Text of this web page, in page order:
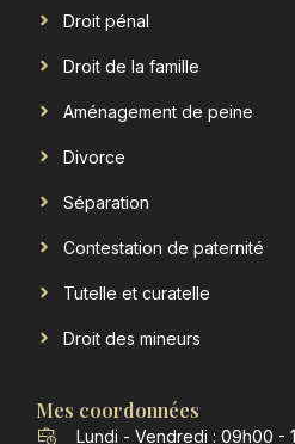
Droit pénal
Droit de la famille
Aménagement de peine
Divorce
Séparation
Contestation de paternité
Tutelle et curatelle
Droit des mineurs
Mes coordonnées
Lundi - Vendredi : 09h00 -